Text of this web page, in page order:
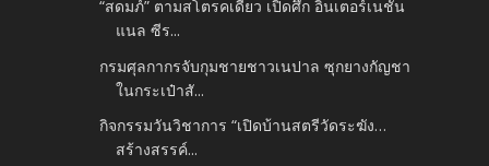
“สดมภ์” ตามสโตรคเดียว เปิดศึก อินเตอร์เนชัน
แนล ซีร...
กรมศุลกากรจับกุมชายชาวเนปาล ซุกยางกัญชา
ในกระเป๋าสั...
กิจกรรมวันวิชาการ “เปิดบ้านสตรีวัดระฆัง…
สร้างสรรค์...